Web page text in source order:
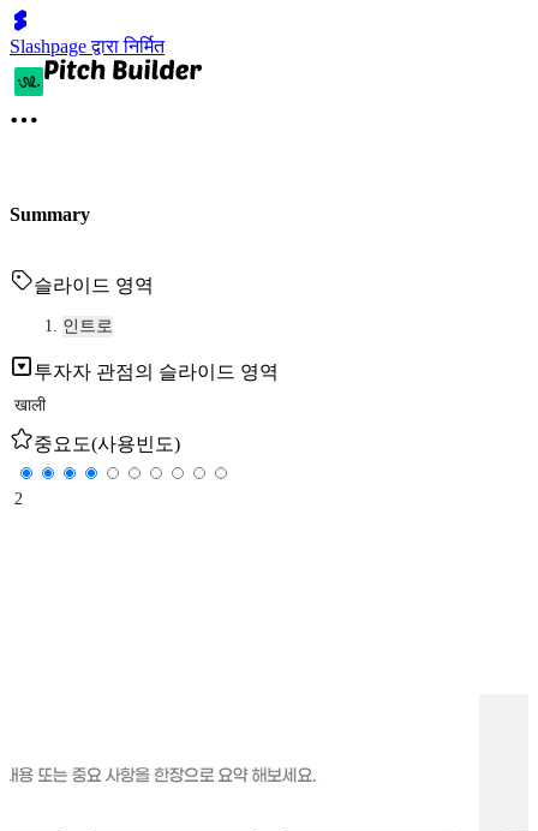
Slashpage द्वारा निर्मित
Summary
슬라이드 영역
인트로
투자자 관점의 슬라이드 영역
खाली
중요도(사용빈도)
2